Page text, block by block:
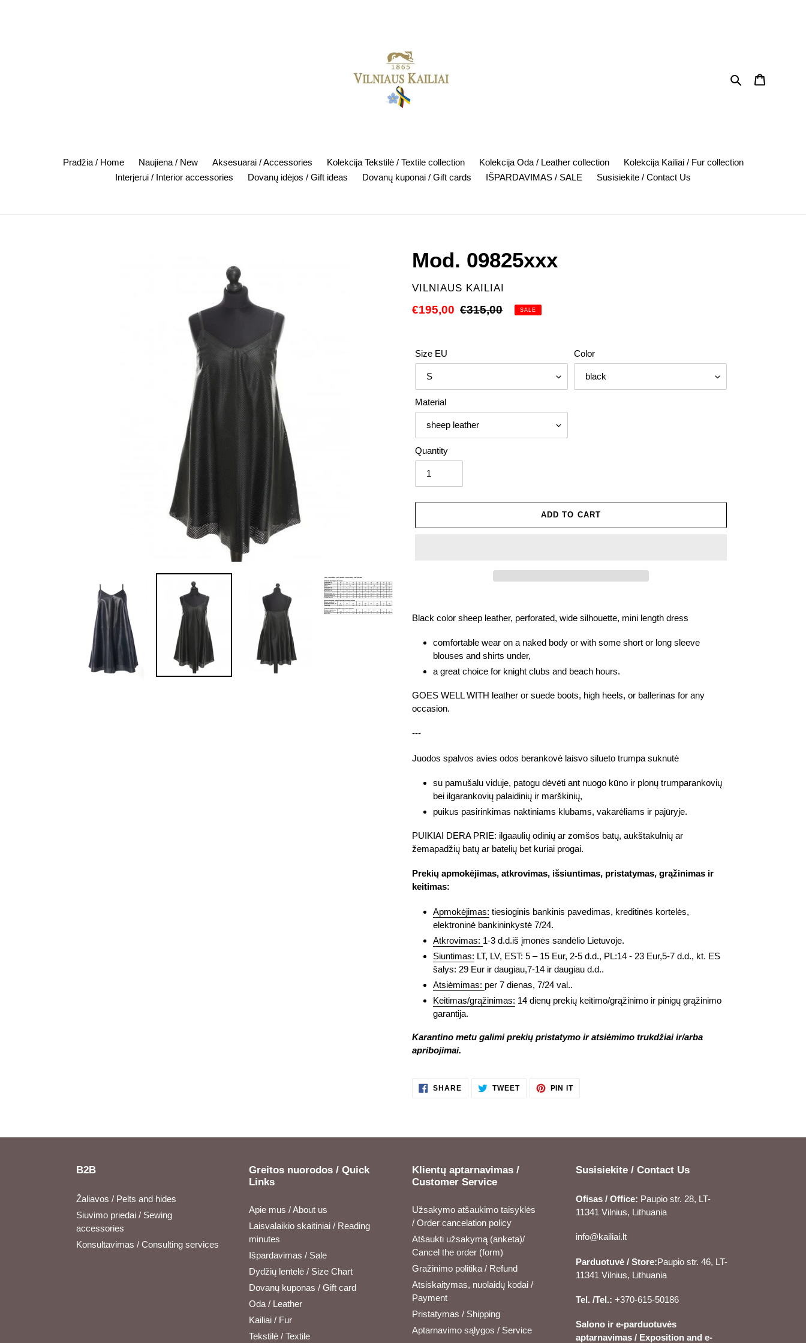
Search
Pradžia / Home Naujiena / New Aksesuarai / Accessories Kolekcija Tekstilė / Textile collection Kolekcija Oda / Leather collection
Kolekcija Kailiai / Fur collection
Interjerui / Interior accessories
Dovanų idėjos / Gift ideas Dovanų kuponai / Gift cards IŠPARDAVIMAS / SALE Susisiekite / Contact Us
Mod. 09825xxx
VENDOR
VILNIAUS KAILIAI
Sale
€195,00 Regular
€315,00 SALE
Size EU Color
Material
Quantity
ADD TO CART
product
Black color sheep leather, perforated, wide silhouette, mini length dress
comfortable wear on a naked body or with some short or long sleeve
blouses and shirts under,
a great choice for knight clubs and beach hours.
GOES WELL WITH leather or suede boots, high heels, or ballerinas for any
occasion.
---
Juodos spalvos avies odos berankovė laisvo silueto trumpa suknutė
su pamušalu viduje, patogu dėvėti ant nuogo kūno ir plonų trumparankovių
bei ilgarankovių palaidinių ir marškinių,
puikus pasirinkimas naktiniams klubams, vakarėliams ir pajūryje.
PUIKIAI DERA PRIE: ilgaaulių odinių ar zomšos batų, aukštakulnių ar
žemapadžių batų ar batelių bet kuriai progai.
Prekių apmokėjimas, atkrovimas, išsiuntimas, pristatymas, grąžinimas ir
keitimas:
Apmokėjimas: tiesioginis bankinis pavedimas, kreditinės kortelės,
elektroninė bankininkystė 7/24.
Atkrovimas: 1-3 d.d.iš įmonės sandėlio Lietuvoje.
Siuntimas: LT, LV, EST: 5 – 15 Eur, 2-5 d.d., PL:14 - 23 Eur,5-7 d.d., kt. ES
šalys: 29 Eur ir daugiau,7-14 ir daugiau d.d..
Atsiėmimas: per 7 dienas, 7/24 val..
Keitimas/grąžinimas: 14 dienų prekių keitimo/grąžinimo ir pinigų grąžinimo
garantija.
Karantino metu galimi prekių pristatymo ir atsiėmimo trukdžiai ir/arba
apribojimai.
SHARESHARE TWEETTWEET
PIN ITPIN
B2B
Žaliavos / Pelts and hides
Siuvimo priedai / Sewing
accessories
Konsultavimas / Consulting services
Greitos nuorodos / Quick
Links
Apie mus / About us
Laisvalaikio skaitiniai / Reading
minutes
Išpardavimas / Sale
Dydžių lentelė / Size Chart
Dovanų kuponas / Gift card
Oda / Leather
Kailiai / Fur
Tekstilė / Textile
Klientų aptarnavimas /
Customer Service
Užsakymo atšaukimo taisyklės
/ Order cancelation policy
Atšaukti užsakymą (anketa)/
Cancel the order (form)
Gražinimo politika / Refund
Atsiskaitymas, nuolaidų kodai /
Payment
Pristatymas / Shipping
Aptarnavimo sąlygos / Service
Susisiekite / Contact Us
Ofisas / Office: Paupio str. 28, LT-
11341 Vilnius, Lithuania
info@kailiai.lt
Parduotuvė / Store:Paupio str. 46, LT-
11341 Vilnius, Lithuania
Tel. /Tel.: +370-615-50186
Salono ir e-parduotuvės
aptarnavimas / Exposition and e-